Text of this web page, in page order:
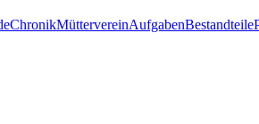
ChronikMüttervereinAufgabenBestandteile